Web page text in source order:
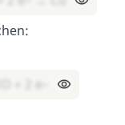
+ 2 e–